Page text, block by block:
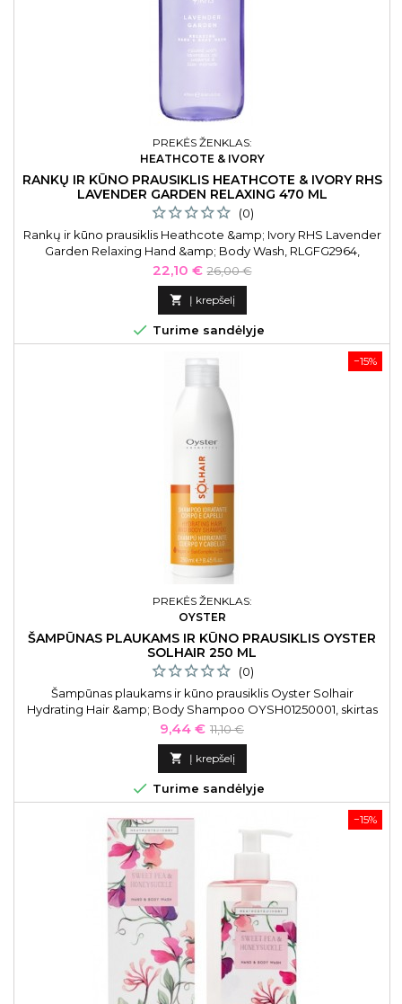
PREKĖS ŽENKLAS:
HEATHCOTE & IVORY
RANKŲ IR KŪNO PRAUSIKLIS HEATHCOTE & IVORY RHS
LAVENDER GARDEN RELAXING 470 ML
(0)
Rankų ir kūno prausiklis Heathcote &amp; Ivory RHS Lavender
Garden Relaxing Hand &amp; Body Wash, RLGFG2964,
stikliniame butelyje, 470 ml
Kaina
22,10 € Bazinė
kaina
26,00 €
 Į krepšelį
 Turime sandėlyje
−15%
PREKĖS ŽENKLAS:
OYSTER
ŠAMPŪNAS PLAUKAMS IR KŪNO PRAUSIKLIS OYSTER
SOLHAIR 250 ML
(0)
Šampūnas plaukams ir kūno prausiklis Oyster Solhair
Hydrating Hair &amp; Body Shampoo OYSH01250001, skirtas
plaukams ir kūnui, 250 ml
Kaina
9,44 € Bazinė
kaina
11,10 €
 Į krepšelį
 Turime sandėlyje
−15%